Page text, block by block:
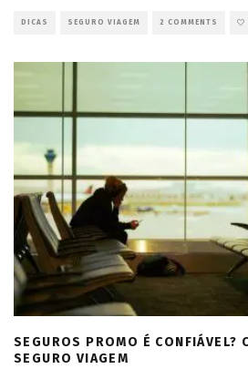
DICAS SEGURO VIAGEM 2 COMMENTS
SEGUROS PROMO É CONFIÁVEL?
SEGURO VIAGEM